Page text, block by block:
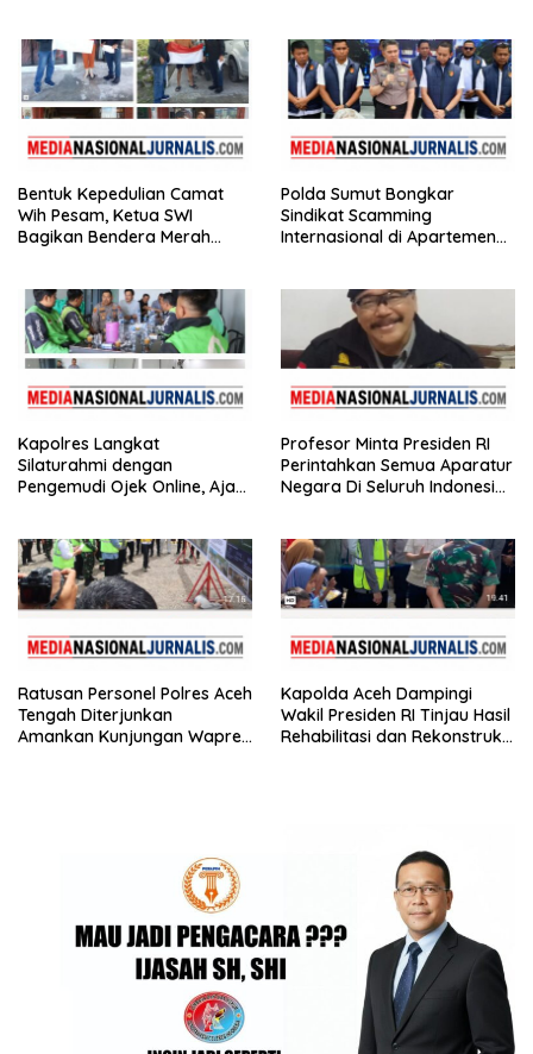
Bentuk Kepedulian Camat
Wih Pesam, Ketua SWI
Bagikan Bendera Merah
Polda Sumut Bongkar
Sindikat Scamming
Internasional di Apartemen
Kapolres Langkat
Silaturahmi dengan
Pengemudi Ojek Online, Ajak
Profesor Minta Presiden RI
Perintahkan Semua Aparatur
Negara Di Seluruh Indonesia
Ratusan Personel Polres Aceh
Tengah Diterjunkan
Amankan Kunjungan Wapres
Kapolda Aceh Dampingi
Wakil Presiden RI Tinjau Hasil
Rehabilitasi dan Rekonstruksi